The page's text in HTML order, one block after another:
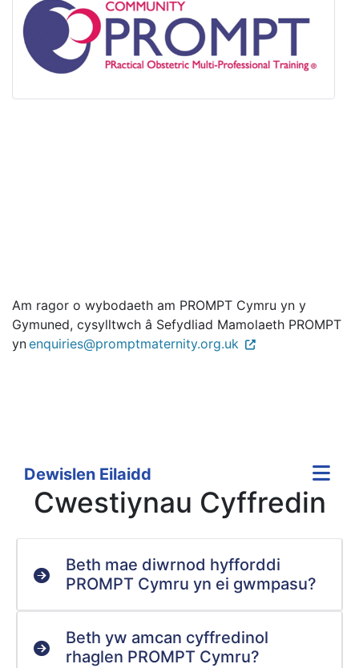
Am ragor o wybodaeth am PROMPT Cymru yn y
Gymuned, cysylltwch â Sefydliad Mamolaeth PROMPT
ynenquiries@promptmaternity.org.uk
Dewislen Eilaidd
Cwestiynau Cyffredin
Beth mae diwrnod hyfforddi
PROMPT Cymru yn ei gwmpasu?
Beth yw amcan cyffredinol
rhaglen PROMPT Cymru?